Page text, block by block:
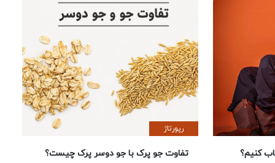
کنیم؟
رپورتاژ
تفاوت جو پرک با جو دوسر پرک چیست؟